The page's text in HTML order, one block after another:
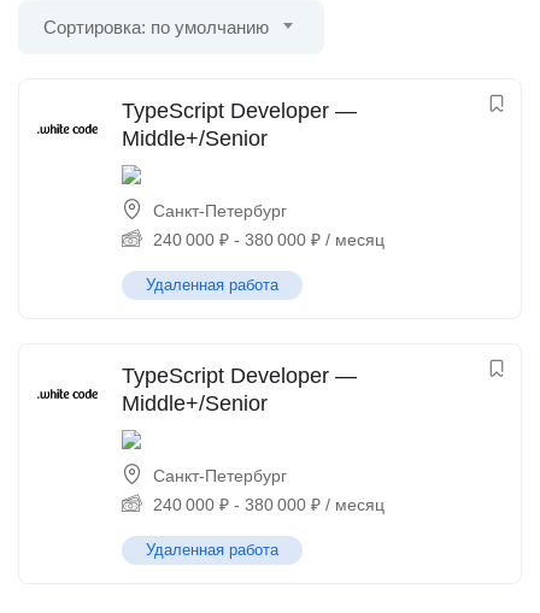
Сортировка: по умолчанию
TypeScript Developer —
Middle+/Senior
Санкт-Петербург
240 000 ₽ - 380 000 ₽ / месяц
Удаленная работа
TypeScript Developer —
Middle+/Senior
Санкт-Петербург
240 000 ₽ - 380 000 ₽ / месяц
Удаленная работа